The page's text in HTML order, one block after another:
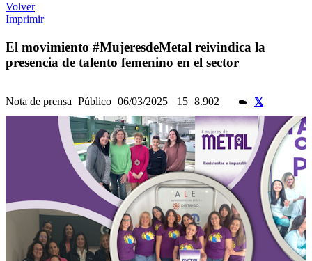
Volver
Imprimir
El movimiento #MujeresdeMetal reivindica la
presencia de talento femenino en el sector
Nota de prensa Público 06/03/2025 15 8.902 ||